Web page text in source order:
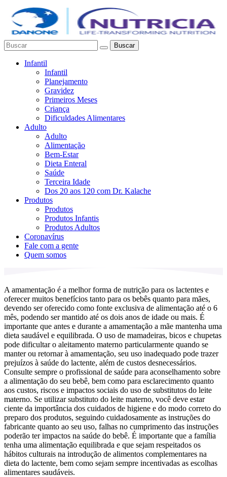
Buscar
Infantil
Infantil
Planejamento
Gravidez
Primeiros Meses
Criança
Dificuldades Alimentares
Adulto
Adulto
Alimentação
Bem-Estar
Dieta Enteral
Saúde
Terceira Idade
Dos 20 aos 120 com Dr. Kalache
Produtos
Produtos
Produtos Infantis
Produtos Adultos
Coronavírus
Fale com a gente
Quem somos
A amamentação é a melhor forma de nutrição para os lactentes e
oferecer muitos benefícios tanto para os bebês quanto para mães,
devendo ser oferecido como fonte exclusiva de alimentação até o 6
mês, podendo ser mantido até os dois anos de idade ou mais. É
importante que antes e durante a amamentação a mãe mantenha uma
dieta saudável e equilibrada. O uso de mamadeiras, bicos e chupetas
pode dificultar o aleitamento materno particularmente quando se
manter ou retornar à amamentação, seu uso inadequado pode trazer
prejuízos à saúde do lactente, além de custos desnecessários.
Consulte sempre o profissional de saúde para aconselhamento sobre
a alimentação do seu bebê, bem como para esclarecimento quanto
aos custos, riscos e impactos sociais do uso de substitutos do leite
materno. Se utilizar substituto do leite materno, você deve estar
ciente da importância dos cuidados de higiene e do modo correto do
preparo dos produtos, seguindo cuidadosamente as instruções do
fabricante quanto ao seu uso, falhas no cumprimento das instruções
poderão ter impactos na saúde do bebê. É importante que a família
tenha uma alimentação equilibrada e que sejam respeitados os
hábitos culturais na introdução de alimentos complementares na
dieta do lactente, bem como sejam sempre incentivadas as escolhas
alimentares saudáveis.